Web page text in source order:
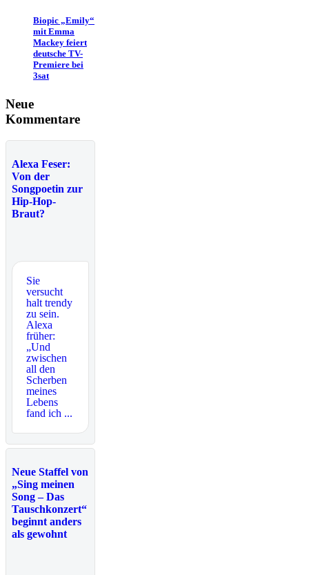
Biopic „Emily“
mit Emma
Mackey feiert
deutsche TV-
Premiere bei
3sat
Neue
Kommentare
Alexa Feser:
Von der
Songpoetin zur
Hip-Hop-
Braut?
Sie
versucht
halt trendy
zu sein.
Alexa
früher:
„Und
zwischen
all den
Scherben
meines
Lebens
fand ich ...
Neue Staffel von
„Sing meinen
Song – Das
Tauschkonzert“
beginnt anders
als gewohnt